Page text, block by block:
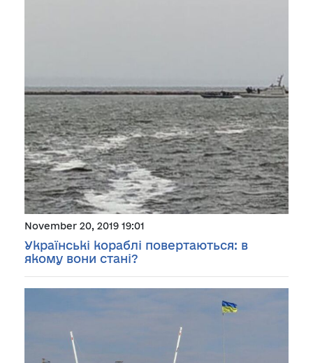
November 20, 2019 19:01
Українські кораблі повертаються: в
якому вони стані?